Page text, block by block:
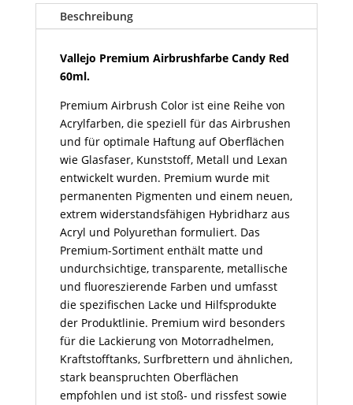
Menge
Beschreibung
Vallejo Premium Airbrushfarbe Candy Red
60ml.
Premium Airbrush Color ist eine Reihe von
Acrylfarben, die speziell für das Airbrushen
und für optimale Haftung auf Oberflächen
wie Glasfaser, Kunststoff, Metall und Lexan
entwickelt wurden. Premium wurde mit
permanenten Pigmenten und einem neuen,
extrem widerstandsfähigen Hybridharz aus
Acryl und Polyurethan formuliert. Das
Premium-Sortiment enthält matte und
undurchsichtige, transparente, metallische
und fluoreszierende Farben und umfasst
die spezifischen Lacke und Hilfsprodukte
der Produktlinie. Premium wird besonders
für die Lackierung von Motorradhelmen,
Kraftstofftanks, Surfbrettern und ähnlichen,
stark beanspruchten Oberflächen
empfohlen und ist stoß- und rissfest sowie